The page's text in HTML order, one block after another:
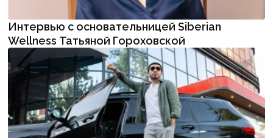
Интервью с основательницей Siberian
Wellness Татьяной Гороховской